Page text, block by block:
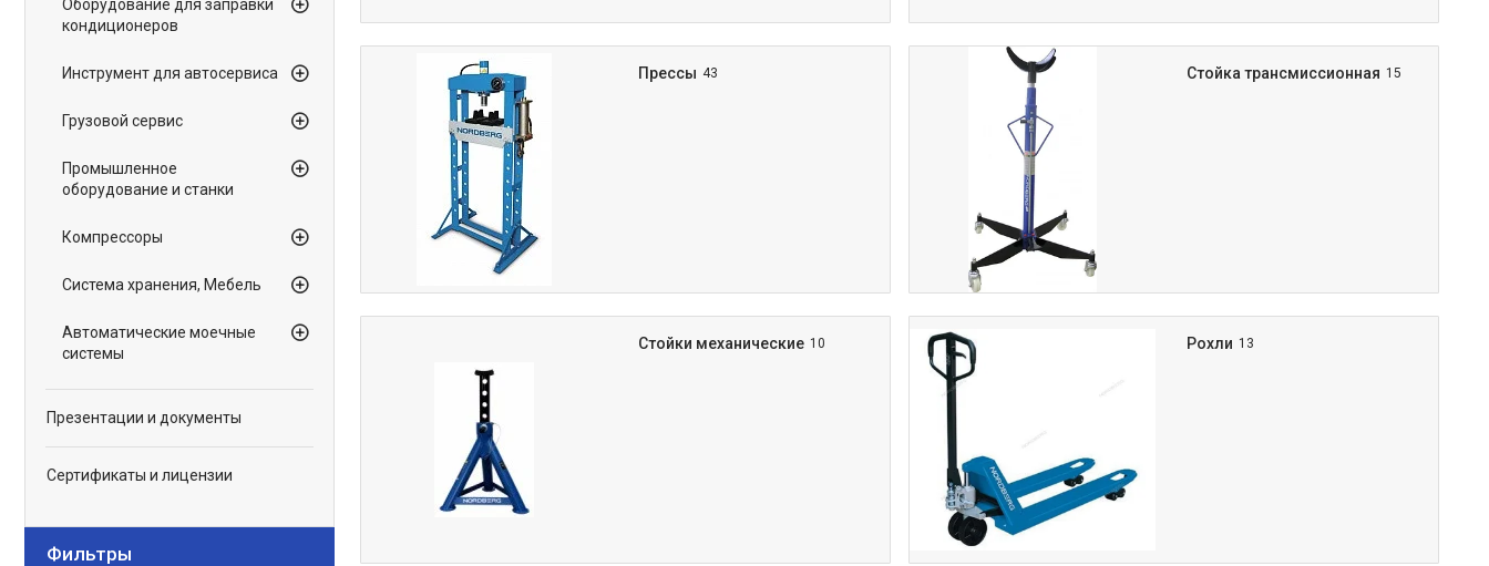
Прессы 43 Стойка трансмиссионная 15
Стойки механические 10 Рохли 13
Оборудование для заправки
кондиционеров
Инструмент для автосервиса
Грузовой сервис
Промышленное
оборудование и станки
Компрессоры
Система хранения, Мебель
Автоматические моечные
системы
Презентации и документы
Сертификаты и лицензии
Фильтры